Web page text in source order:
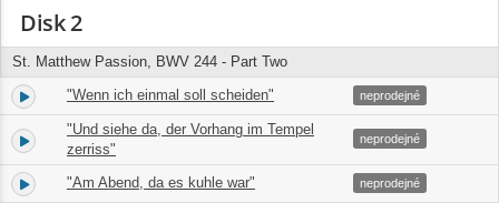
Disk 2
St. Matthew Passion, BWV 244 - Part Two
1. "Wenn ich einmal soll scheiden" 01:45
neprodejné
2.
"Und siehe da, der Vorhang im Tempel
zerriss"
02:48
neprodejné
3. "Am Abend, da es kuhle war" 02:05
neprodejné